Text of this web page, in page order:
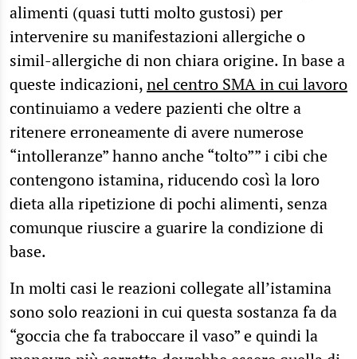
alimenti (quasi tutti molto gustosi) per
intervenire su manifestazioni allergiche o
simil-allergiche di non chiara origine. In base a
queste indicazioni,nel centro SMA in cui lavoro
continuiamo a vedere pazienti che oltre a
ritenere erroneamente di avere numerose
“intolleranze” hanno anche “tolto”” i cibi che
contengono istamina, riducendo così la loro
dieta alla ripetizione di pochi alimenti, senza
comunque riuscire a guarire la condizione di
base.
In molti casi le reazioni collegate all’istamina
sono solo reazioni in cui questa sostanza fa da
“goccia che fa traboccare il vaso” e quindi la